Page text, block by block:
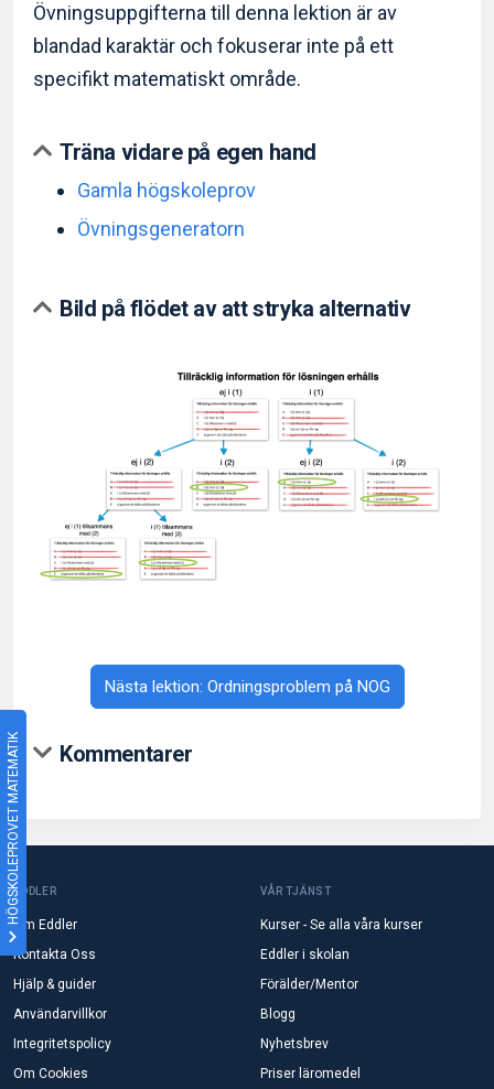
HÖGSKOLEPROVET MATEMATIK
Övningsuppgifterna till denna lektion är av
blandad karaktär och fokuserar inte på ett
specifikt matematiskt område.
Träna vidare på egen hand
Gamla högskoleprov
Övningsgeneratorn
Bild på flödet av att stryka alternativ
Nästa lektion: Ordningsproblem på NOG
Kommentarer
EDDLER
Om Eddler
Kontakta Oss
Hjälp & guider
Användarvillkor
Integritetspolicy
Om Cookies
VÅR TJÄNST
Kurser - Se alla våra kurser
Eddler i skolan
Förälder/Mentor
Blogg
Nyhetsbrev
Priser läromedel